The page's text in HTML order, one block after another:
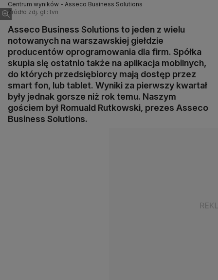
Centrum wyników - Asseco Business Solutions
Źródło zdj. gł.: tvn
Asseco Business Solutions to jeden z wielu
notowanych na warszawskiej giełdzie
producentów oprogramowania dla firm. Spółka
skupia się ostatnio także na aplikacja mobilnych,
do których przedsiębiorcy mają dostęp przez
smart fon, lub tablet. Wyniki za pierwszy kwartał
były jednak gorsze niż rok temu. Naszym
gościem był Romuald Rutkowski, prezes Asseco
Business Solutions.